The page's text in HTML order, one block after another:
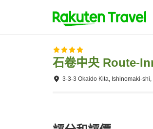
石卷中央 Route-
3-3-3 Okaido Kita, Ishinomaki-